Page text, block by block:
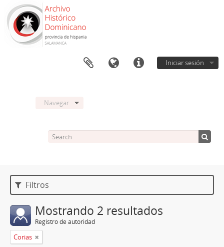
Iniciar sesión
Navegar
Filtros
Mostrando 2 resultados
Registro de autoridad
Corias